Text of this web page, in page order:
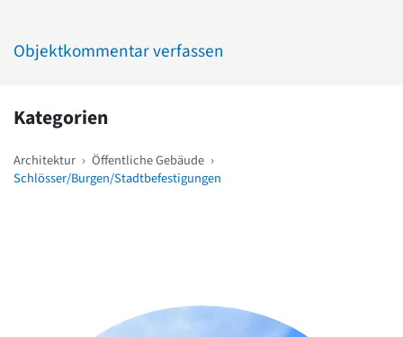
Objektkommentar verfassen
Kategorien
Architektur › Öffentliche Gebäude ›
Schlösser/Burgen/Stadtbefestigungen